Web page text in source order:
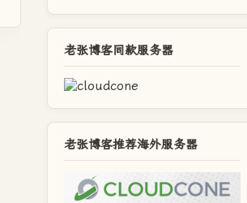
老张博客同款服务器
老张博客推荐海外服务器